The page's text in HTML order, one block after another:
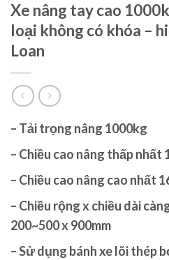
Xe nâng tay cao
loại không có khóa –
Loan
– Tải trọng nâng 1000kg
– Chiều cao nâng thấp nhất
– Chiều cao nâng cao nhất
– Chiều rộng x chiều dài
200~500 x 900mm
– Sử dụng bánh xe lõi thép